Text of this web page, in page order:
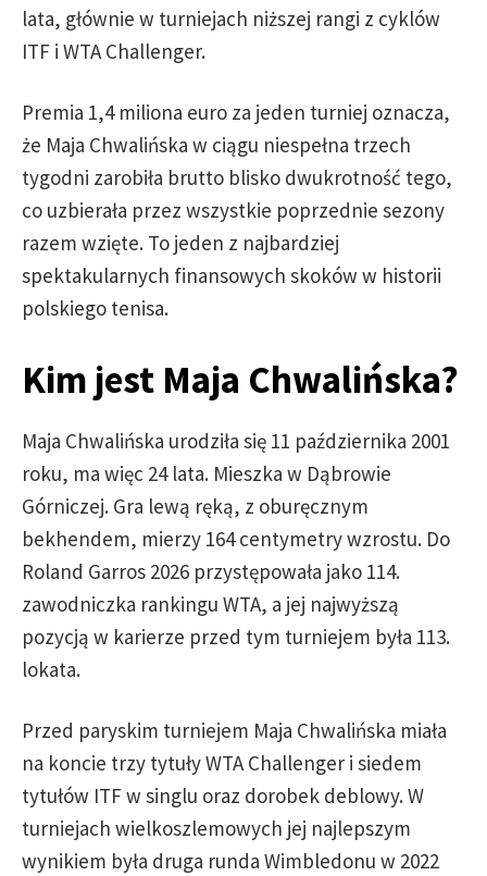
lata, głównie w turniejach niższej rangi z cyklów
ITF i WTA Challenger.
Premia 1,4 miliona euro za jeden turniej oznacza,
że Maja Chwalińska w ciągu niespełna trzech
tygodni zarobiła brutto blisko dwukrotność tego,
co uzbierała przez wszystkie poprzednie sezony
razem wzięte. To jeden z najbardziej
spektakularnych finansowych skoków w historii
polskiego tenisa.
Kim jest Maja Chwalińska?
Maja Chwalińska urodziła się 11 października 2001
roku, ma więc 24 lata. Mieszka w Dąbrowie
Górniczej. Gra lewą ręką, z oburęcznym
bekhendem, mierzy 164 centymetry wzrostu. Do
Roland Garros 2026 przystępowała jako 114.
zawodniczka rankingu WTA, a jej najwyższą
pozycją w karierze przed tym turniejem była 113.
lokata.
Przed paryskim turniejem Maja Chwalińska miała
na koncie trzy tytuły WTA Challenger i siedem
tytułów ITF w singlu oraz dorobek deblowy. W
turniejach wielkoszlemowych jej najlepszym
wynikiem była druga runda Wimbledonu w 2022